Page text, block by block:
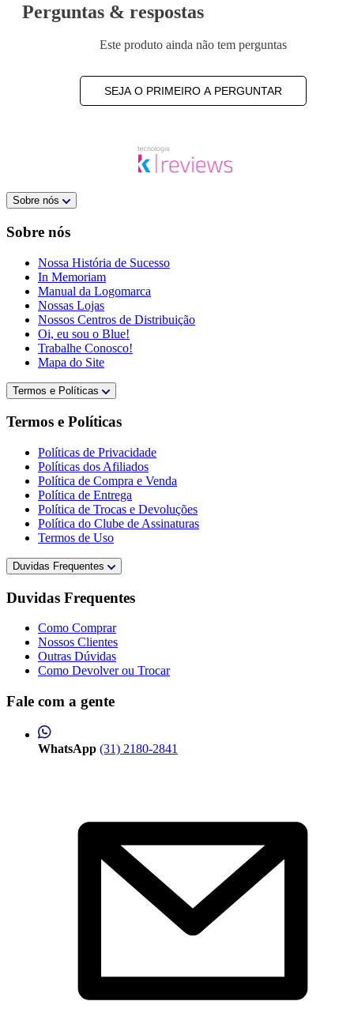
Perguntas & respostas
Este produto ainda não tem perguntas
SEJA O PRIMEIRO A PERGUNTAR
Sobre nós
Sobre nós
Nossa História de Sucesso
In Memoriam
Manual da Logomarca
Nossas Lojas
Nossos Centros de Distribuição
Oi, eu sou o Blue!
Trabalhe Conosco!
Mapa do Site
Termos e Políticas
Termos e Políticas
Políticas de Privacidade
Políticas dos Afiliados
Política de Compra e Venda
Política de Entrega
Política de Trocas e Devoluções
Política do Clube de Assinaturas
Termos de Uso
Duvidas Frequentes
Duvidas Frequentes
Como Comprar
Nossos Clientes
Outras Dúvidas
Como Devolver ou Trocar
Fale com a gente
WhatsApp (31) 2180-2841